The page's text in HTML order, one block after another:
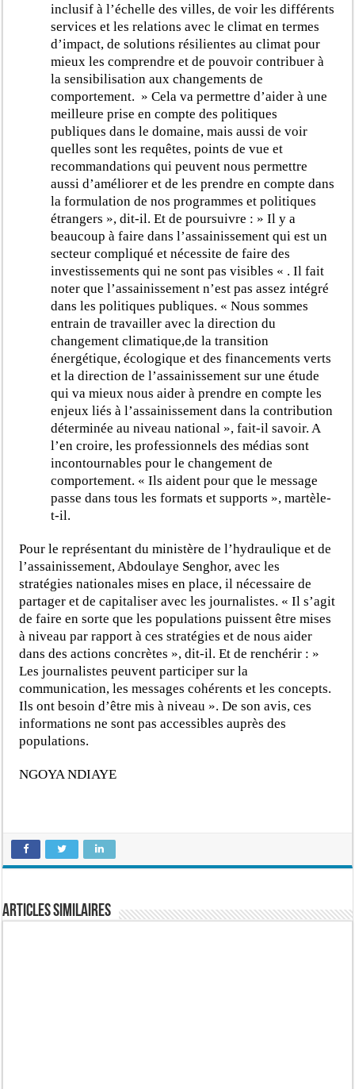
inclusif à l’échelle des villes, de voir les différents
services et les relations avec le climat en termes
d’impact, de solutions résilientes au climat pour
mieux les comprendre et de pouvoir contribuer à
la sensibilisation aux changements de
comportement. » Cela va permettre d’aider à une
meilleure prise en compte des politiques
publiques dans le domaine, mais aussi de voir
quelles sont les requêtes, points de vue et
recommandations qui peuvent nous permettre
aussi d’améliorer et de les prendre en compte dans
la formulation de nos programmes et politiques
étrangers », dit-il. Et de poursuivre : » Il y a
beaucoup à faire dans l’assainissement qui est un
secteur compliqué et nécessite de faire des
investissements qui ne sont pas visibles « . Il fait
noter que l’assainissement n’est pas assez intégré
dans les politiques publiques. « Nous sommes
entrain de travailler avec la direction du
changement climatique,de la transition
énergétique, écologique et des financements verts
et la direction de l’assainissement sur une étude
qui va mieux nous aider à prendre en compte les
enjeux liés à l’assainissement dans la contribution
déterminée au niveau national », fait-il savoir. A
l’en croire, les professionnels des médias sont
incontournables pour le changement de
comportement. « Ils aident pour que le message
passe dans tous les formats et supports », martèle-
t-il.
Pour le représentant du ministère de l’hydraulique et de
l’assainissement, Abdoulaye Senghor, avec les
stratégies nationales mises en place, il nécessaire de
partager et de capitaliser avec les journalistes. « Il s’agit
de faire en sorte que les populations puissent être mises
à niveau par rapport à ces stratégies et de nous aider
dans des actions concrètes », dit-il. Et de renchérir : »
Les journalistes peuvent participer sur la
communication, les messages cohérents et les concepts.
Ils ont besoin d’être mis à niveau ». De son avis, ces
informations ne sont pas accessibles auprès des
populations.
NGOYA NDIAYE
Articles similaires